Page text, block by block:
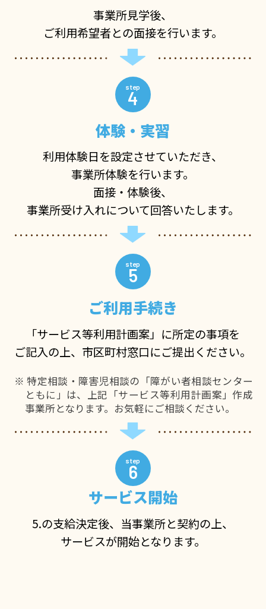
事業所見学後、
ご利用希望者との面接を行います。
4
体験・実習
利用体験日を設定させていただき、
事業所体験を行います。
面接・体験後、
事業所受け入れについて回答いたします。
5
ご利用手続き
「サービス等利用計画案」に所定の事項を
ご記入の上、市区町村窓口にご提出ください。
特定相談・障害児相談の「障がい者相談センター
ともに」は、上記「サービス等利用計画案」作成
事業所となります。お気軽にご相談ください。
6
サービス開始
5.の支給決定後、当事業所と契約の上、
サービスが開始となります。